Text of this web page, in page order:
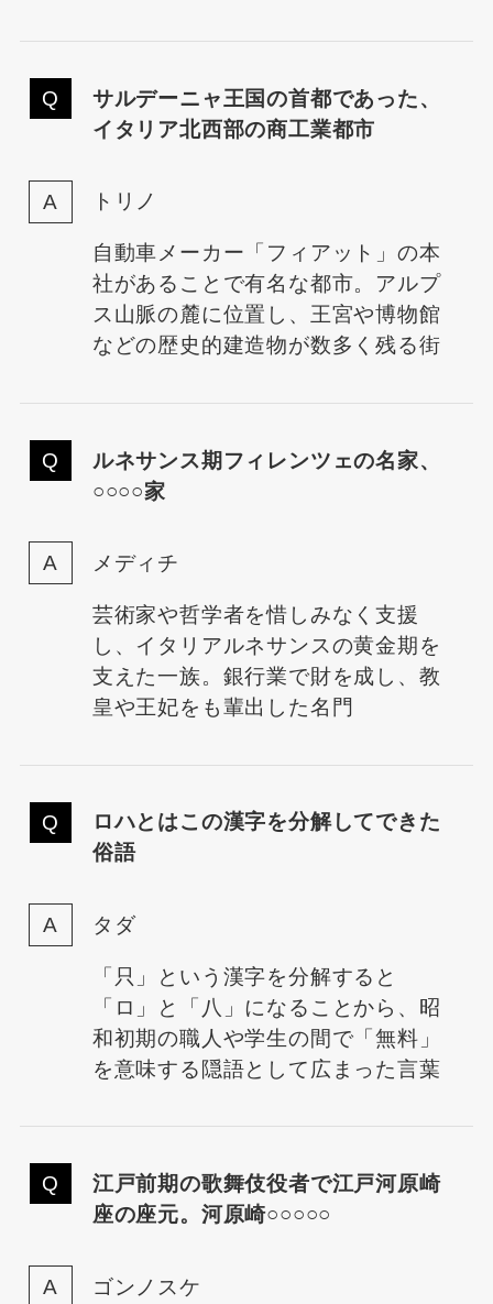
サルデーニャ王国の首都であった、
イタリア北西部の商工業都市
トリノ
自動車メーカー「フィアット」の本
社があることで有名な都市。アルプ
ス山脈の麓に位置し、王宮や博物館
などの歴史的建造物が数多く残る街
ルネサンス期フィレンツェの名家、
○○○○家
メディチ
芸術家や哲学者を惜しみなく支援
し、イタリアルネサンスの黄金期を
支えた一族。銀行業で財を成し、教
皇や王妃をも輩出した名門
ロハとはこの漢字を分解してできた
俗語
タダ
「只」という漢字を分解すると
「ロ」と「八」になることから、昭
和初期の職人や学生の間で「無料」
を意味する隠語として広まった言葉
江戸前期の歌舞伎役者で江戸河原崎
座の座元。河原崎○○○○○
ゴンノスケ